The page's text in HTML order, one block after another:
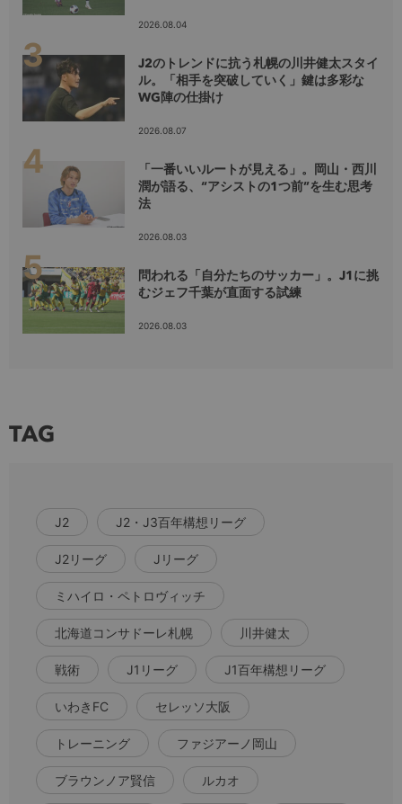
2026.08.04
J2のトレンドに抗う札幌の川井健太スタイ
ル。「相手を突破していく」鍵は多彩な
WG陣の仕掛け
2026.08.07
「一番いいルートが見える」。岡山・西川
潤が語る、“アシストの1つ前”を生む思考
法
2026.08.03
問われる「自分たちのサッカー」。J1に挑
むジェフ千葉が直面する試練
2026.08.03
TAG
J2 J2・J3百年構想リーグ
J2リーグ Jリーグ
ミハイロ・ペトロヴィッチ
北海道コンサドーレ札幌 川井健太
戦術 J1リーグ J1百年構想リーグ
いわきFC セレッソ大阪
トレーニング ファジアーノ岡山
ブラウンノア賢信 ルカオ